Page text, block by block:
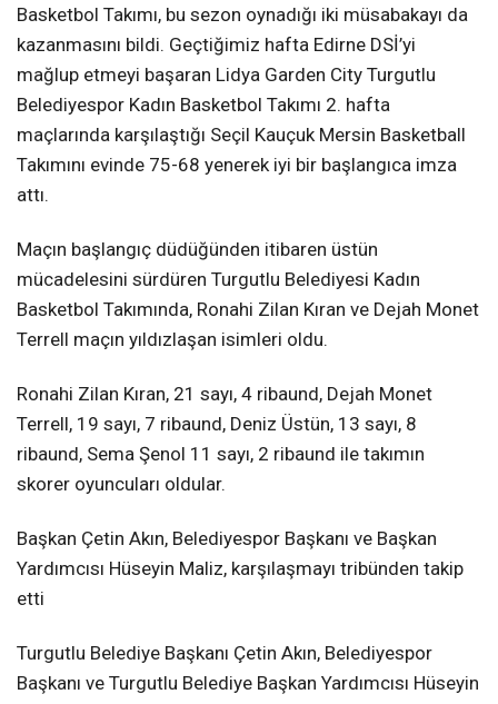
Basketbol Takımı, bu sezon oynadığı iki müsabakayı da
kazanmasını bildi. Geçtiğimiz hafta Edirne DSİ’yi
mağlup etmeyi başaran Lidya Garden City Turgutlu
Belediyespor Kadın Basketbol Takımı 2. hafta
maçlarında karşılaştığı Seçil Kauçuk Mersin Basketball
Takımını evinde 75-68 yenerek iyi bir başlangıca imza
attı.
Maçın başlangıç düdüğünden itibaren üstün
mücadelesini sürdüren Turgutlu Belediyesi Kadın
Basketbol Takımında, Ronahi Zilan Kıran ve Dejah Monet
Terrell maçın yıldızlaşan isimleri oldu.
Ronahi Zilan Kıran, 21 sayı, 4 ribaund, Dejah Monet
Terrell, 19 sayı, 7 ribaund, Deniz Üstün, 13 sayı, 8
ribaund, Sema Şenol 11 sayı, 2 ribaund ile takımın
skorer oyuncuları oldular.
Başkan Çetin Akın, Belediyespor Başkanı ve Başkan
Yardımcısı Hüseyin Maliz, karşılaşmayı tribünden takip
etti
Turgutlu Belediye Başkanı Çetin Akın, Belediyespor
Başkanı ve Turgutlu Belediye Başkan Yardımcısı Hüseyin